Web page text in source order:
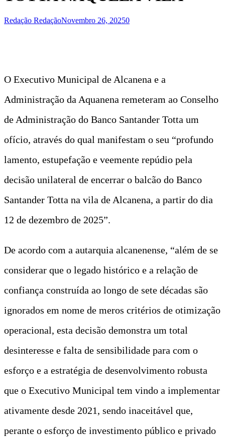
Redação RedaçãoNovembro 26, 20250
O Executivo Municipal de Alcanena e a
Administração da Aquanena remeteram ao Conselho
de Administração do Banco Santander Totta um
ofício, através do qual manifestam o seu “profundo
lamento, estupefação e veemente repúdio pela
decisão unilateral de encerrar o balcão do Banco
Santander Totta na vila de Alcanena, a partir do dia
12 de dezembro de 2025”.
De acordo com a autarquia alcanenense, “além de se
considerar que o legado histórico e a relação de
confiança construída ao longo de sete décadas são
ignorados em nome de meros critérios de otimização
operacional, esta decisão demonstra um total
desinteresse e falta de sensibilidade para com o
esforço e a estratégia de desenvolvimento robusta
que o Executivo Municipal tem vindo a implementar
ativamente desde 2021, sendo inaceitável que,
perante o esforço de investimento público e privado